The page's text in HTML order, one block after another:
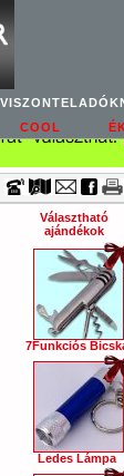
COOL
Választható
ajándékok
7Funkciós
Ledes Lámpa